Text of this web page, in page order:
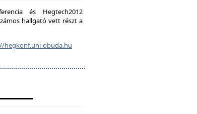
és Hegtech2012
hallgató vett részt a
hegkonf.uni-obuda.hu